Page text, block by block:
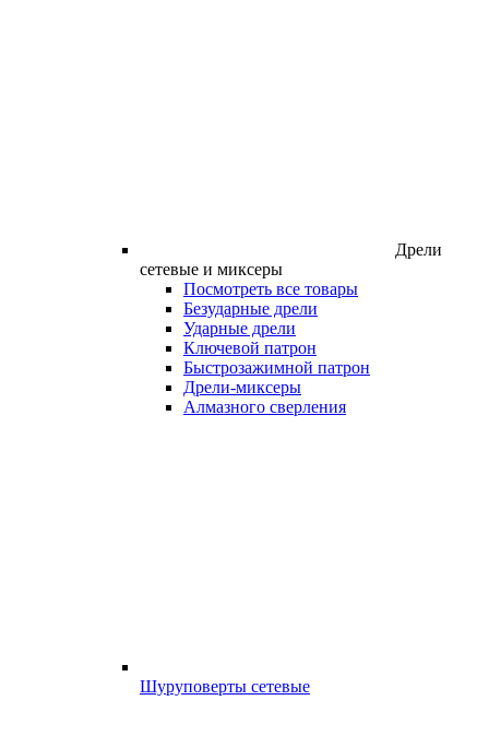
Дрели
сетевые и миксеры
Посмотреть все товары
Безударные дрели
Ударные дрели
Ключевой патрон
Быстрозажимной патрон
Дрели-миксеры
Алмазного сверления
Шуруповерты сетевые